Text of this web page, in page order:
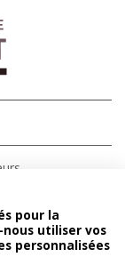
pour la
utiliser vos
personnalisées